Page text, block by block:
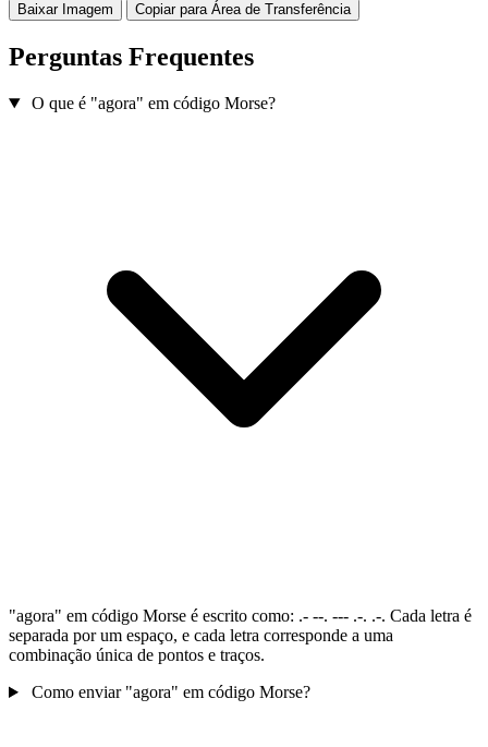
Baixar Imagem Copiar para Área de Transferência
Perguntas Frequentes
O que é "agora" em código Morse?
"agora" em código Morse é escrito como: .- --. --- .-. .-. Cada letra é
separada por um espaço, e cada letra corresponde a uma
combinação única de pontos e traços.
Como enviar "agora" em código Morse?